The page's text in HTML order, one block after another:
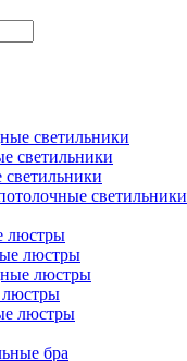
светильники
светильники
светильники
люстры
люстры
люстры
люстры
бра